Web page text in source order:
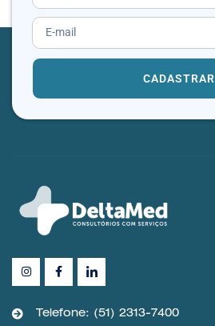
CADASTRAR
Telefone: (51) 2313-7400